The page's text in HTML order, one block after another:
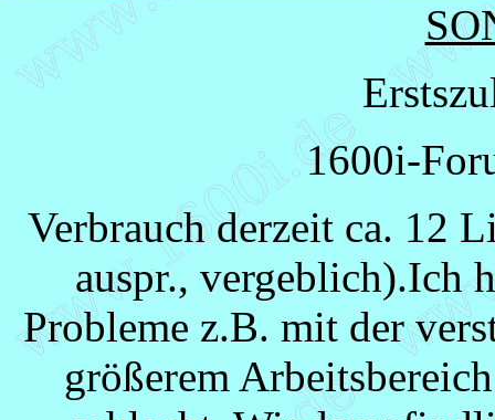
1600i-
Verbrauch derzeit ca. 12
auspr., vergeblich).Ich
Probleme z.B. mit der
größerem